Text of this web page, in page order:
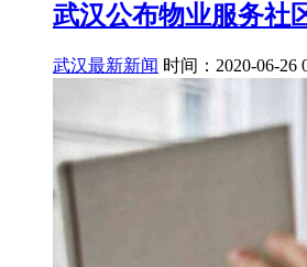
武汉公布物业服务社
武汉最新新闻 时间：2020-06-26